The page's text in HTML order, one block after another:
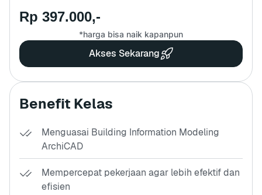
Rp 397.000,-
*harga bisa naik kapanpun
Akses Sekarang
Benefit Kelas
Menguasai Building Information Modeling
ArchiCAD
Mempercepat pekerjaan agar lebih efektif dan
efisien